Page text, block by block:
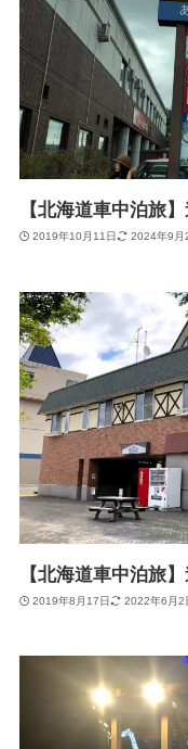
【北海道車中泊旅
2019年10月11日 2024年9月
【北海道車中泊旅
2019年8月17日 2022年6月2